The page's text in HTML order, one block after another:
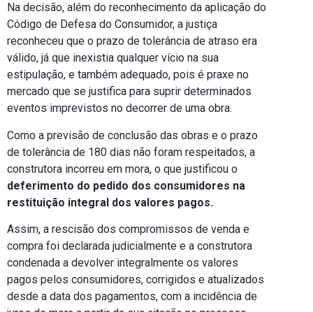
Na decisão, além do reconhecimento da aplicação do
Código de Defesa do Consumidor, a justiça
reconheceu que o prazo de tolerância de atraso era
válido, já que inexistia qualquer vício na sua
estipulação, e também adequado, pois é praxe no
mercado que se justifica para suprir determinados
eventos imprevistos no decorrer de uma obra.
Como a previsão de conclusão das obras e o prazo
de tolerância de 180 dias não foram respeitados, a
construtora incorreu em mora, o que justificou o
deferimento do pedido dos consumidores na
restituição integral dos valores pagos.
Assim, a rescisão dos compromissos de venda e
compra foi declarada judicialmente e a construtora
condenada a devolver integralmente os valores
pagos pelos consumidores, corrigidos e atualizados
desde a data dos pagamentos, com a incidência de